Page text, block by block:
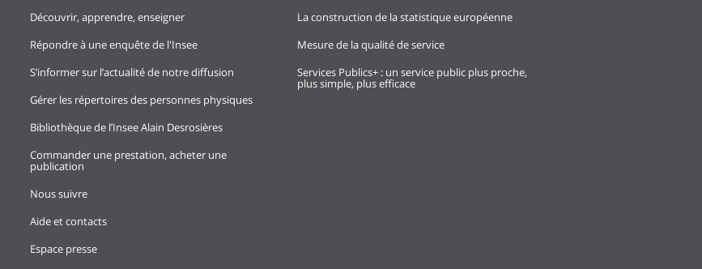
Découvrir, apprendre, enseigner
Répondre à une enquête de l'Insee
S’informer sur l’actualité de notre diffusion
Gérer les répertoires des personnes physiques
Bibliothèque de l’Insee Alain Desrosières
Commander une prestation, acheter une
publication
Nous suivre
Aide et contacts
Espace presse
La construction de la statistique européenne
Mesure de la qualité de service
Services Publics+ : un service public plus proche,
plus simple, plus efficace